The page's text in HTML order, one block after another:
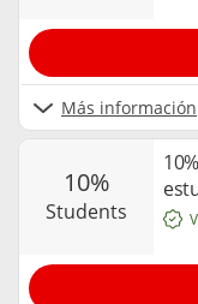
Más información
10%
students